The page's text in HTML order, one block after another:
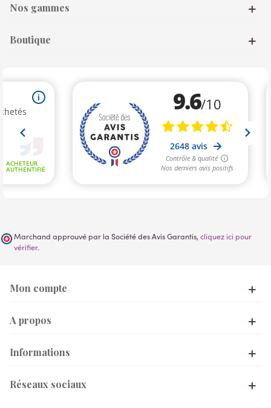
Nos gammes
Boutique
Marchand approuvé par la Société des Avis Garantis, cliquez ici pour
vérifier.
Mon compte
A propos
Informations
Réseaux sociaux